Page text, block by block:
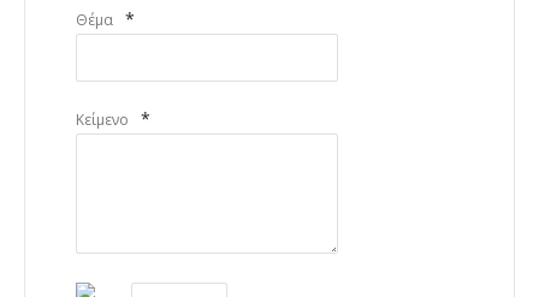
Θέμα *
Κείμενο *